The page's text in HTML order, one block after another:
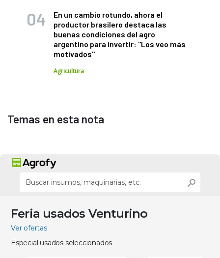
En un cambio rotundo, ahora el
productor brasilero destaca las
buenas condiciones del agro
argentino para invertir: "Los veo más
motivados"
Agricultura
Temas en esta nota
Feria usados Venturino
Ver ofertas
Especial usados seleccionados